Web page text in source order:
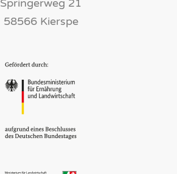
Springerweg 21
58566 Kierspe